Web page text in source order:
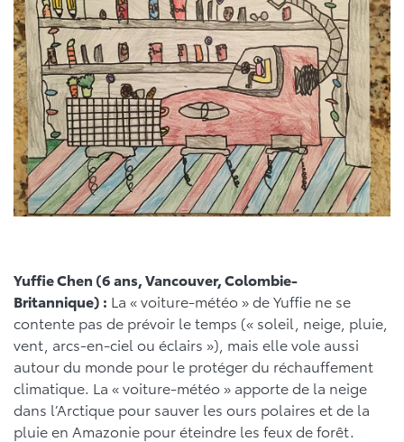
Yuffie Chen (6 ans, Vancouver, Colombie-
Britannique) : La « voiture-météo » de Yuffie ne se
contente pas de prévoir le temps (« soleil, neige, pluie,
vent, arcs-en-ciel ou éclairs »), mais elle vole aussi
autour du monde pour le protéger du réchauffement
climatique. La « voiture-météo » apporte de la neige
dans l’Arctique pour sauver les ours polaires et de la
pluie en Amazonie pour éteindre les feux de forêt.